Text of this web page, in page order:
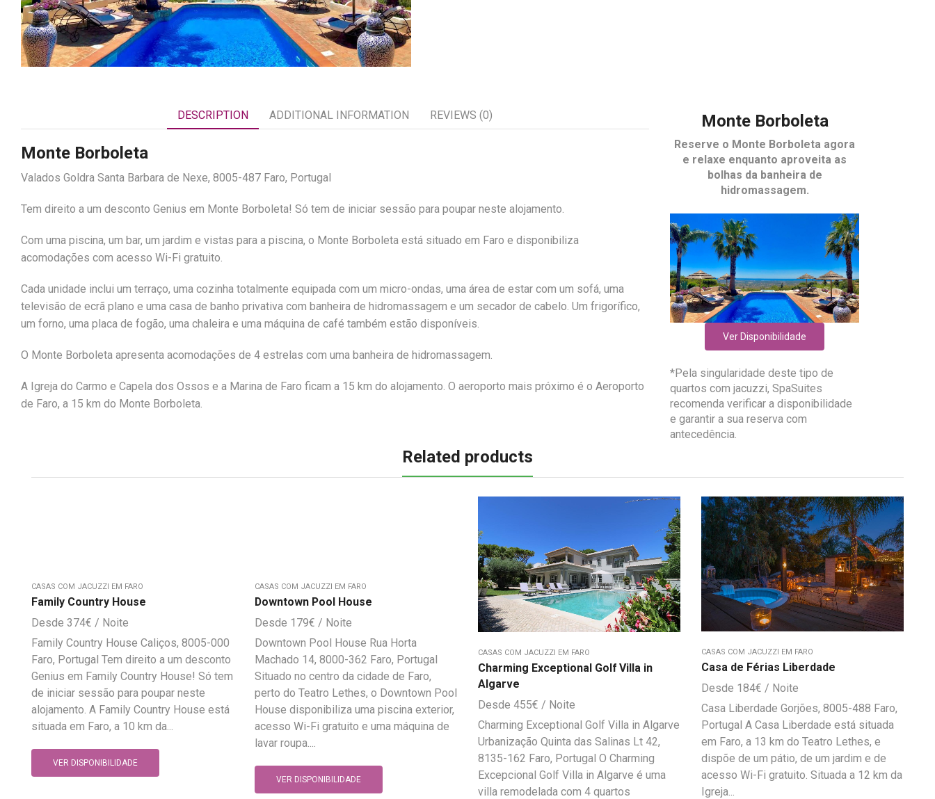
DESCRIPTION ADDITIONAL INFORMATION REVIEWS (0)
Monte Borboleta
Valados Goldra Santa Barbara de Nexe, 8005-487 Faro, Portugal
Tem direito a um desconto Genius em Monte Borboleta! Só tem de iniciar sessão para poupar neste alojamento.
Com uma piscina, um bar, um jardim e vistas para a piscina, o Monte Borboleta está situado em Faro e disponibiliza
acomodações com acesso Wi-Fi gratuito.
Cada unidade inclui um terraço, uma cozinha totalmente equipada com um micro-ondas, uma área de estar com um sofá, uma
televisão de ecrã plano e uma casa de banho privativa com banheira de hidromassagem e um secador de cabelo. Um frigorífico,
um forno, uma placa de fogão, uma chaleira e uma máquina de café também estão disponíveis.
O Monte Borboleta apresenta acomodações de 4 estrelas com uma banheira de hidromassagem.
A Igreja do Carmo e Capela dos Ossos e a Marina de Faro ficam a 15 km do alojamento. O aeroporto mais próximo é o Aeroporto
de Faro, a 15 km do Monte Borboleta.
Monte Borboleta
Reserve o Monte Borboleta agora
e relaxe enquanto aproveita as
bolhas da banheira de
hidromassagem.
Ver Disponibilidade
*Pela singularidade deste tipo de
quartos com jacuzzi, SpaSuites
recomenda verificar a disponibilidade
e garantir a sua reserva com
antecedência.
Related products
CASAS COM JACUZZI EM FARO
Family Country House
374€
Family Country House Caliços, 8005-000
Faro, Portugal Tem direito a um desconto
Genius em Family Country House! Só tem
de iniciar sessão para poupar neste
alojamento. A Family Country House está
situada em Faro, a 10 km da...
VER DISPONIBILIDADE
CASAS COM JACUZZI EM FARO
Downtown Pool House
179€
Downtown Pool House Rua Horta
Machado 14, 8000-362 Faro, Portugal
Situado no centro da cidade de Faro,
perto do Teatro Lethes, o Downtown Pool
House disponibiliza uma piscina exterior,
acesso Wi-Fi gratuito e uma máquina de
lavar roupa....
VER DISPONIBILIDADE
CASAS COM JACUZZI EM FARO
Charming Exceptional Golf Villa in
Algarve
455€
Charming Exceptional Golf Villa in Algarve
Urbanização Quinta das Salinas Lt 42,
8135-162 Faro, Portugal O Charming
Excepcional Golf Villa in Algarve é uma
villa remodelada com 4 quartos
CASAS COM JACUZZI EM FARO
Casa de Férias Liberdade
184€
Casa Liberdade Gorjões, 8005-488 Faro,
Portugal A Casa Liberdade está situada
em Faro, a 13 km do Teatro Lethes, e
dispõe de um pátio, de um jardim e de
acesso Wi-Fi gratuito. Situada a 12 km da
Igreja...